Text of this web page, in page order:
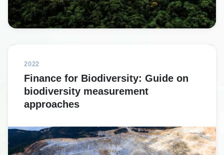
2022
Finance for Biodiversity: Guide on
biodiversity measurement
approaches